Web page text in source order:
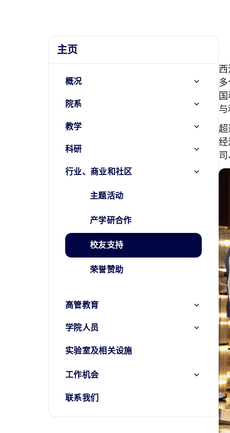
主页
概况
院系
教学
科研
行业、商业和社区
主题活动
产学研合作
校友支持
荣誉赞助
高管教育
学院人员
实验室及相关设施
工作机会
联系我们
经